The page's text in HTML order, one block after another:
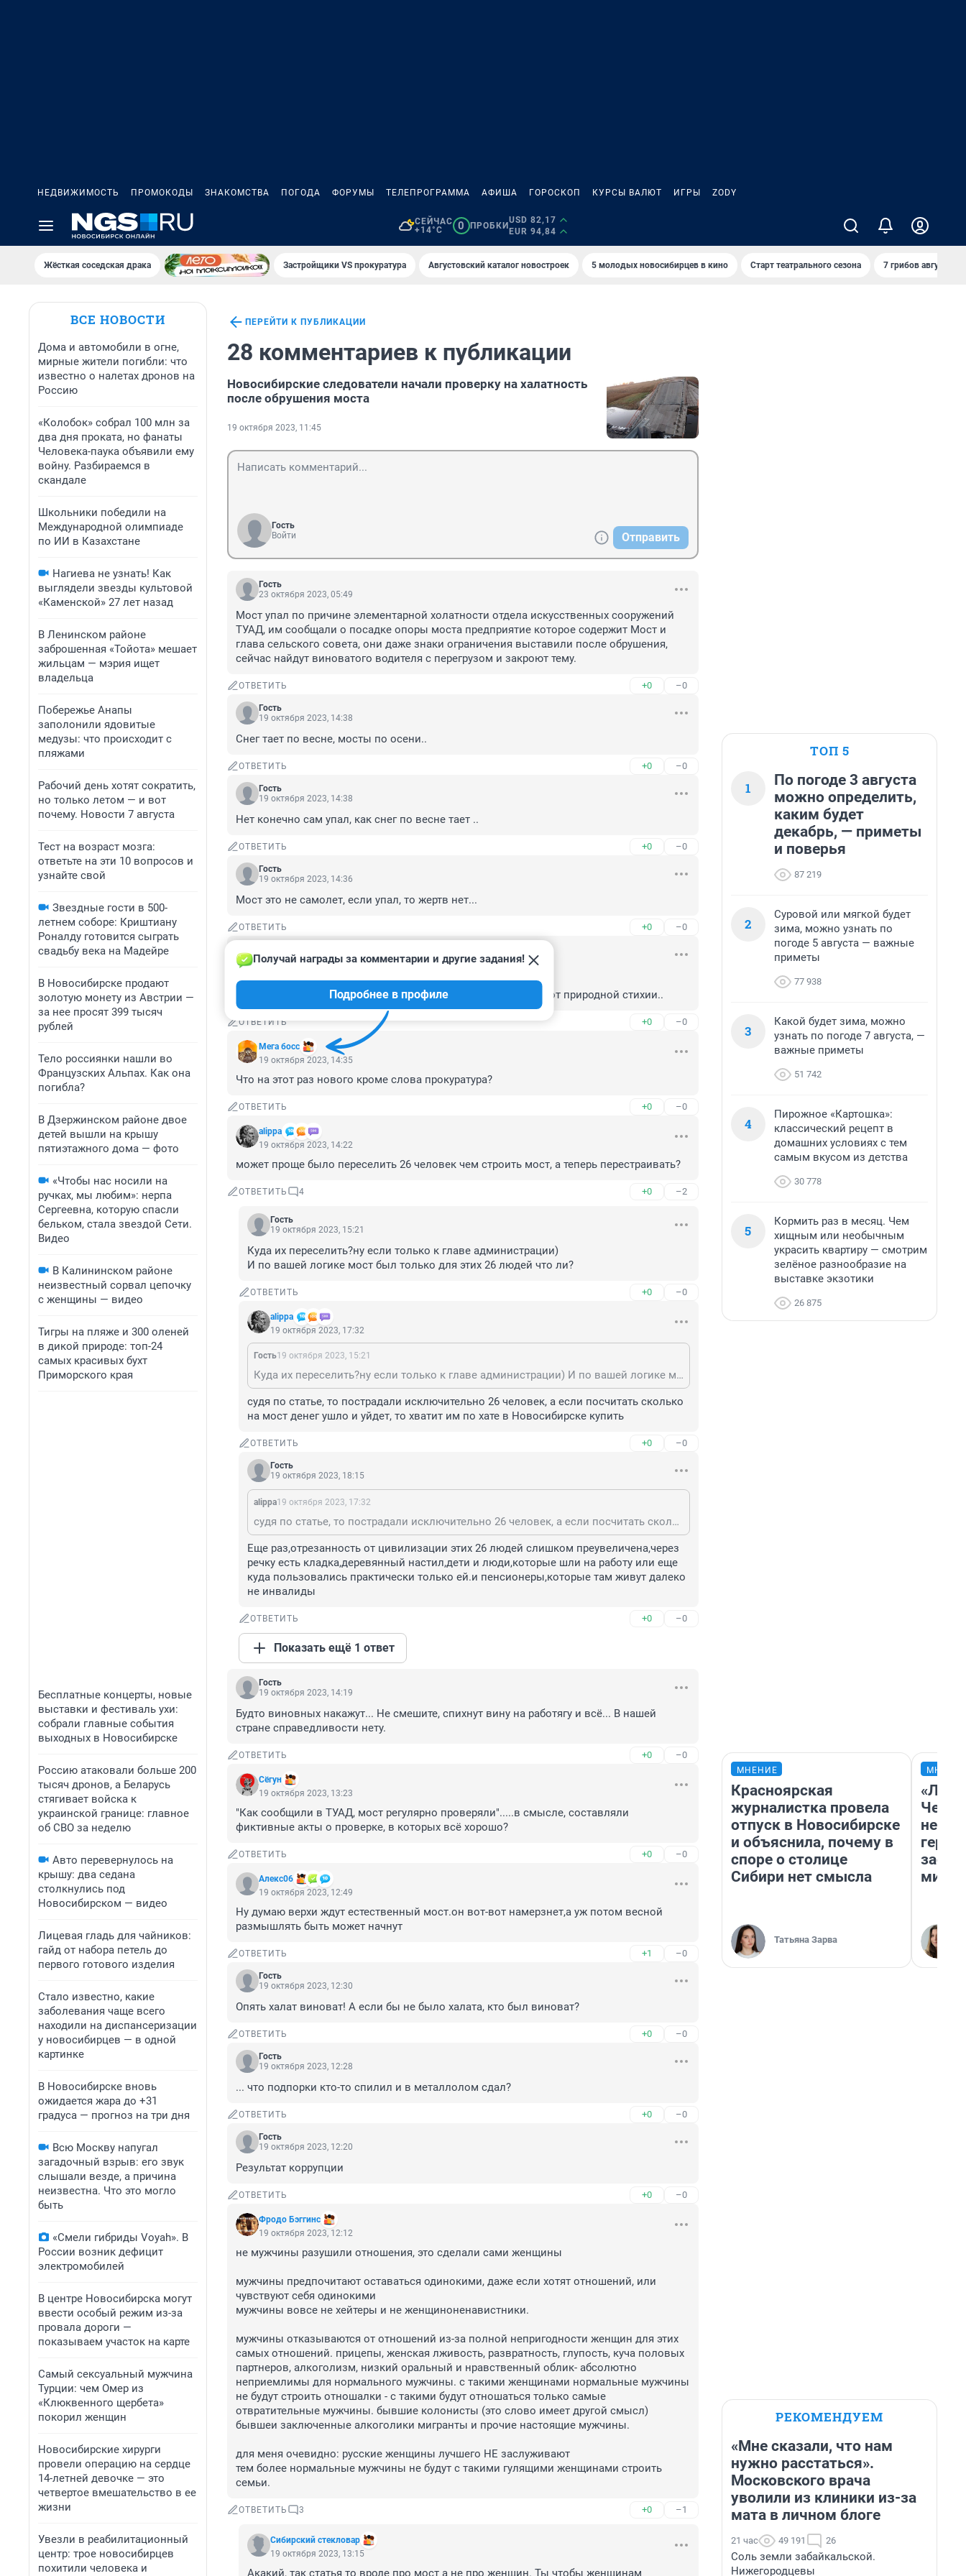
НЕДВИЖИМОСТЬ ПРОМОКОДЫ ЗНАКОМСТВА ПОГОДА ФОРУМЫ ТЕЛЕПРОГРАММА АФИША ГОРОСКОП КУРСЫ ВАЛЮТ ИГРЫ ZODY
СЕЙЧАС
+14°C
0 ПРОБКИ
USD 82,17
EUR 94,84
Жёсткая соседская драка Застройщики VS прокуратура Августовский каталог новостроек 5 молодых новосибирцев в кино Старт театрального сезона 7 грибов августа
ВСЕ НОВОСТИ
Дома и автомобили в огне,
мирные жители погибли: что
известно о налетах дронов на
Россию
«Колобок» собрал 100 млн за
два дня проката, но фанаты
Человека-паука объявили ему
войну. Разбираемся в
скандале
Школьники победили на
Международной олимпиаде
по ИИ в Казахстане
Нагиева не узнать! Как
выглядели звезды культовой
«Каменской» 27 лет назад
В Ленинском районе
заброшенная «Тойота» мешает
жильцам — мэрия ищет
владельца
Побережье Анапы
заполонили ядовитые
медузы: что происходит с
пляжами
Рабочий день хотят сократить,
но только летом — и вот
почему. Новости 7 августа
Тест на возраст мозга:
ответьте на эти 10 вопросов и
узнайте свой
Звездные гости в 500-
летнем соборе: Криштиану
Роналду готовится сыграть
свадьбу века на Мадейре
В Новосибирске продают
золотую монету из Австрии —
за нее просят 399 тысяч
рублей
Тело россиянки нашли во
Французских Альпах. Как она
погибла?
В Дзержинском районе двое
детей вышли на крышу
пятиэтажного дома — фото
«Чтобы нас носили на
ручках, мы любим»: нерпа
Сергеевна, которую спасли
бельком, стала звездой Сети.
Видео
В Калининском районе
неизвестный сорвал цепочку
с женщины — видео
Тигры на пляже и 300 оленей
в дикой природе: топ-24
самых красивых бухт
Приморского края
Бесплатные концерты, новые
выставки и фестиваль ухи:
собрали главные события
выходных в Новосибирске
Россию атаковали больше 200
тысяч дронов, а Беларусь
стягивает войска к
украинской границе: главное
об СВО за неделю
Авто перевернулось на
крышу: два седана
столкнулись под
Новосибирском — видео
Лицевая гладь для чайников:
гайд от набора петель до
первого готового изделия
Стало известно, какие
заболевания чаще всего
находили на диспансеризации
у новосибирцев — в одной
картинке
В Новосибирске вновь
ожидается жара до +31
градуса — прогноз на три дня
Всю Москву напугал
загадочный взрыв: его звук
слышали везде, а причина
неизвестна. Что это могло
быть
«Смели гибриды Voyah». В
России возник дефицит
электромобилей
В центре Новосибирска могут
ввести особый режим из-за
провала дороги —
показываем участок на карте
Самый сексуальный мужчина
Турции: чем Омер из
«Клюквенного щербета»
покорил женщин
Новосибирские хирурги
провели операцию на сердце
14-летней девочке — это
четвертое вмешательство в ее
жизни
Увезли в реабилитационный
центр: трое новосибирцев
похитили человека и
ПЕРЕЙТИ К ПУБЛИКАЦИИ
28 комментариев к публикации
Новосибирские следователи начали проверку на халатность
после обрушения моста
19 октября 2023, 11:45
Гость
Войти
Отправить
Гость
23 октября 2023, 05:49
Мост упал по причине элементарной холатности отдела искусственных сооружений
ТУАД, им сообщали о посадке опоры моста предприятие которое содержит Мост и
глава сельского совета, они даже знаки ограничения выставили после обрушения,
сейчас найдут виноватого водителя с перегрузом и закроют тему.
ОТВЕТИТЬ +0 –0
Гость
19 октября 2023, 14:38
Снег тает по весне, мосты по осени..
ОТВЕТИТЬ +0 –0
Гость
19 октября 2023, 14:38
Нет конечно сам упал, как снег по весне тает ..
ОТВЕТИТЬ +0 –0
Гость
19 октября 2023, 14:36
Мост это не самолет, если упал, то жертв нет...
ОТВЕТИТЬ +0 –0
19 октября 2023, 14:36
Как бы не выйти на кого с полномочиями...
Так и запишем свежеотремонтированный мост разрушился от природной стихии..
ОТВЕТИТЬ +0 –0
Мега босс
Получай награды за комментарии и другие задания!
Подробнее в профиле
19 октября 2023, 14:35
Что на этот раз нового кроме слова прокуратура?
ОТВЕТИТЬ +0 –0
alippa
19 октября 2023, 14:22
может проще было переселить 26 человек чем строить мост, а теперь перестраивать?
ОТВЕТИТЬ 4 +0 –2
Гость
19 октября 2023, 15:21
Куда их переселить?ну если только к главе администрации)
И по вашей логике мост был только для этих 26 людей что ли?
ОТВЕТИТЬ +0 –0
alippa
19 октября 2023, 17:32
Гость19 октября 2023, 15:21
Куда их переселить?ну если только к главе администрации) И по вашей логике мост был только для этих 26 людей что ли?
судя по статье, то пострадали исключительно 26 человек, а если посчитать сколько
на мост денег ушло и уйдет, то хватит им по хате в Новосибирске купить
ОТВЕТИТЬ +0 –0
Гость
19 октября 2023, 18:15
alippa19 октября 2023, 17:32
судя по статье, то пострадали исключительно 26 человек, а если посчитать сколько на мост денег ушло и уйдет, то хватит им по хате в Новосибирске купить
Еще раз,отрезанность от цивилизации этих 26 людей слишком преувеличена,через
речку есть кладка,деревянный настил,дети и люди,которые шли на работу или еще
куда пользовались практически только ей.и пенсионеры,которые там живут далеко
не инвалиды
ОТВЕТИТЬ +0 –0
Показать ещё 1 ответ
Гость
19 октября 2023, 14:19
Будто виновных накажут... Не смешите, спихнут вину на работягу и всё... В нашей
стране справедливости нету.
ОТВЕТИТЬ +0 –0
Сёгун
19 октября 2023, 13:23
"Как сообщили в ТУАД, мост регулярно проверяли".....в смысле, составляли
фиктивные акты о проверке, в которых всё хорошо?
ОТВЕТИТЬ +0 –0
Алекс06
19 октября 2023, 12:49
Ну думаю верхи ждут естественный мост.он вот-вот намерзнет,а уж потом весной
размышлять быть может начнут
ОТВЕТИТЬ +1 –0
Гость
19 октября 2023, 12:30
Опять халат виноват! А если бы не было халата, кто был виноват?
ОТВЕТИТЬ +0 –0
Гость
19 октября 2023, 12:28
... что подпорки кто-то спилил и в металлолом сдал?
ОТВЕТИТЬ +0 –0
Гость
19 октября 2023, 12:20
Результат коррупции
ОТВЕТИТЬ +0 –0
Фродо Бэггинс
19 октября 2023, 12:12
не мужчины разушили отношения, это сделали сами женщины
мужчины предпочитают оставаться одинокими, даже если хотят отношений, или
чувствуют себя одинокими
мужчины вовсе не хейтеры и не женщиноненавистники.
мужчины отказываются от отношений из-за полной непригодности женщин для этих
самых отношений. прицепы, женская лживость, развратность, глупость, куча половых
партнеров, алкоголизм, низкий оральный и нравственный облик- абсолютно
неприемлимы для нормального мужчины. с такими женщинами нормальные мужчины
не будут строить отношалки - с такими будут отношаться только самые
отвратительные мужчины. бывшие колонисты (это слово имеет другой смысл)
бывшеи заключенные алкоголики мигранты и прочие настоящие мужчины.
для меня очевидно: русские женщины лучшего НЕ заслуживают
тем более нормальные мужчины не будут с такими гулящими женщинами строить
семьи.
ОТВЕТИТЬ 3 +0 –1
Сибирский стекловар
19 октября 2023, 13:15
Акакий, так статья то вроде про мост а не про женщин. Ты чтобы женщинам
ТОП 5
1
По погоде 3 августа
можно определить,
каким будет
декабрь, — приметы
и поверья
87 219
2
Суровой или мягкой будет
зима, можно узнать по
погоде 5 августа — важные
приметы
77 938
3
Какой будет зима, можно
узнать по погоде 7 августа, —
важные приметы
51 742
4
Пирожное «Картошка»:
классический рецепт в
домашних условиях с тем
самым вкусом из детства
30 778
5
Кормить раз в месяц. Чем
хищным или необычным
украсить квартиру — смотрим
зелёное разнообразие на
выставке экзотики
26 875
МНЕНИЕ
Красноярская
журналистка провела
отпуск в Новосибирске
и объяснила, почему в
споре о столице
Сибири нет смысла
Татьяна Зарва
Чем
герои
РЕКОМЕНДУЕМ
«Мне сказали, что нам
нужно расстаться».
Московского врача
уволили из клиники из-за
мата в личном блоге
21 час 49 191 26
Соль земли забайкальской.
Нижегородцевы